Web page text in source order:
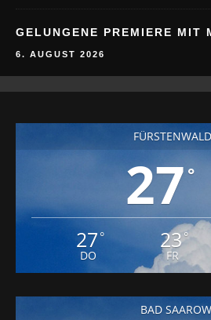
GELUNGENE PREMIERE MIT
6. AUGUST 2026
27 °
27 °
DO
23°
FR
BAD SAAROW